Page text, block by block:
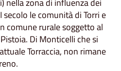
nella zona di influenza dei
secolo le comunità di Torri e
comune rurale soggetto al
Di Monticelli che si
Torraccia, non rimane